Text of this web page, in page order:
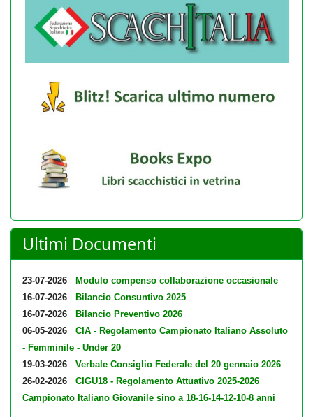
Ultimi Documenti
23-07-2026
Modulo compenso collaborazione occasionale
16-07-2026
Bilancio Consuntivo 2025
16-07-2026
Bilancio Preventivo 2026
06-05-2026
CIA - Regolamento Campionato Italiano Assoluto
- Femminile - Under 20
19-03-2026
Verbale Consiglio Federale del 20 gennaio 2026
26-02-2026
CIGU18 - Regolamento Attuativo 2025-2026
Campionato Italiano Giovanile sino a 18-16-14-12-10-8 anni